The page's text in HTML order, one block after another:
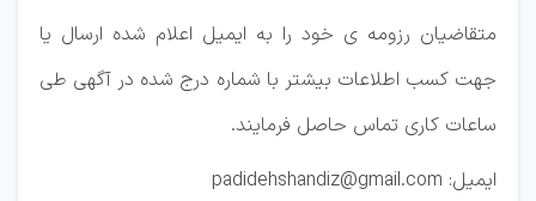
متقاضیان رزومه ی خود را به ایمیل اعلام شده ارسال یا
جهت کسب اطلاعات بیشتر با شماره درج شده در آگهی طی
ساعات کاری تماس حاصل فرمایند.
ایمیل: padidehshandiz@gmail.com